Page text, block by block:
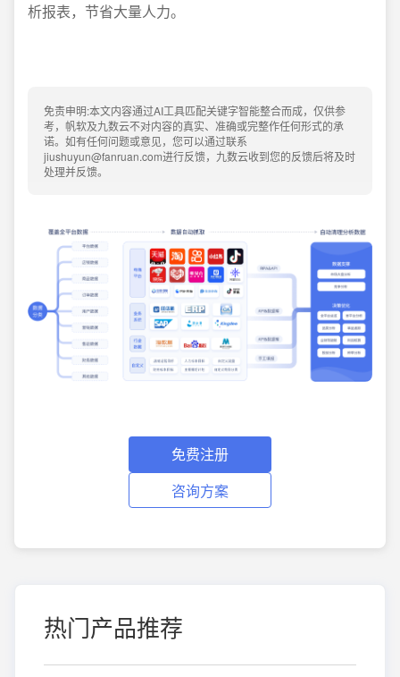
析报表，节省大量人力。
免责申明:本文内容通过AI工具匹配关键字智能整合而成，仅供参
考，帆软及九数云不对内容的真实、准确或完整作任何形式的承
诺。如有任何问题或意见，您可以通过联系
jiushuyun@fanruan.com进行反馈，九数云收到您的反馈后将及时
处理并反馈。
免费注册
咨询方案
热门产品推荐